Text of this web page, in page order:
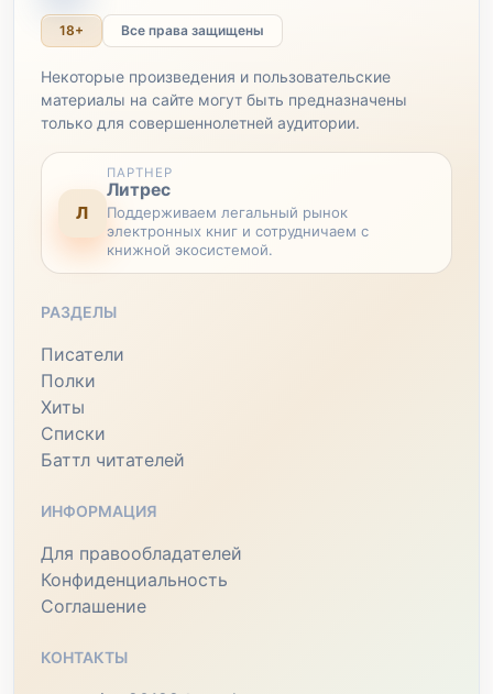
18+ Все права защищены
Некоторые произведения и пользовательские
материалы на сайте могут быть предназначены
только для совершеннолетней аудитории.
Л
ПАРТНЕР
Литрес
Поддерживаем легальный рынок
электронных книг и сотрудничаем с
книжной экосистемой.
РАЗДЕЛЫ
Писатели
Полки
Хиты
Списки
Баттл читателей
ИНФОРМАЦИЯ
Для правообладателей
Конфиденциальность
Соглашение
КОНТАКТЫ